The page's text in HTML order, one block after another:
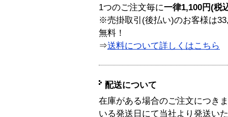
1つのご注文毎に一律1,100円(税
※売掛取引(後払い)のお客様は
無料！
⇒送料について詳しくはこちら
配送について
在庫がある場合のご注文につき
いる発送日にて当社より発送い